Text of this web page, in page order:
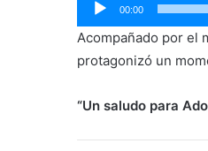
00:00
Acompañado por el
protagonizó un
“Un saludo para